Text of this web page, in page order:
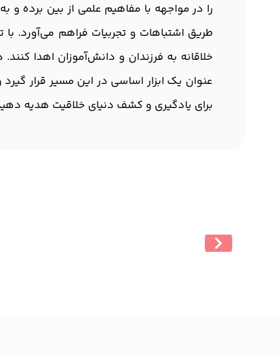
را در مواجهه با مفاهیم علمی از بین برده
طریق اشتباهات و تجربیات فراهم می‌آورد.
خلاقانه به فرزندان و دانش‌آموزان اهدا
عنوان یک ابزار اساسی در این مسیر قرار
برای یادگیری و کشف دنیای خلاقیت هدیه